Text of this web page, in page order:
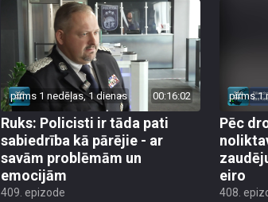
pirms 1 nedēļas, 1 dienas 00:16:02
Ruks: Policisti ir tāda pati
sabiedrība kā pārējie - ar
savām problēmām un
emocijām
409. epizode
pirms 1
Pēc
eiro
408.